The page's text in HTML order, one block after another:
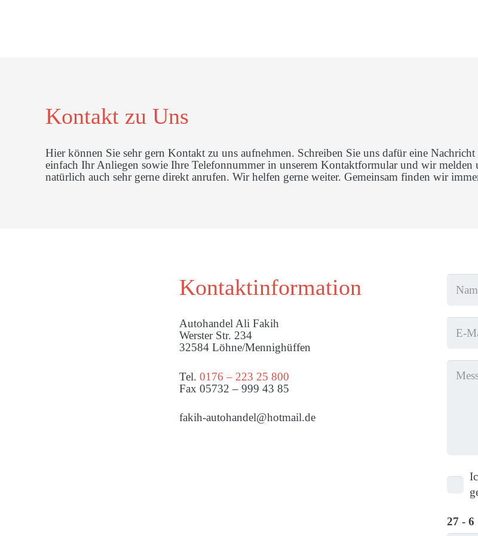
Kontakt zu Uns
Hier können Sie sehr gern Kontakt zu uns aufnehmen. Schreiben Sie uns dafür eine
einfach Ihr Anliegen sowie Ihre Telefonnummer in unserem Kontaktformular und wir
natürlich auch sehr gerne direkt anrufen. Wir helfen gerne weiter. Gemeinsam finden wir
Kontaktinformation
Autohandel Ali Fakih
Werster Str. 234
32584 Löhne/Mennighüffen
Tel. 0176 – 223 25 800
Fax 05732 – 999 43 85
fakih-autohandel@hotmail.de
27 - 6